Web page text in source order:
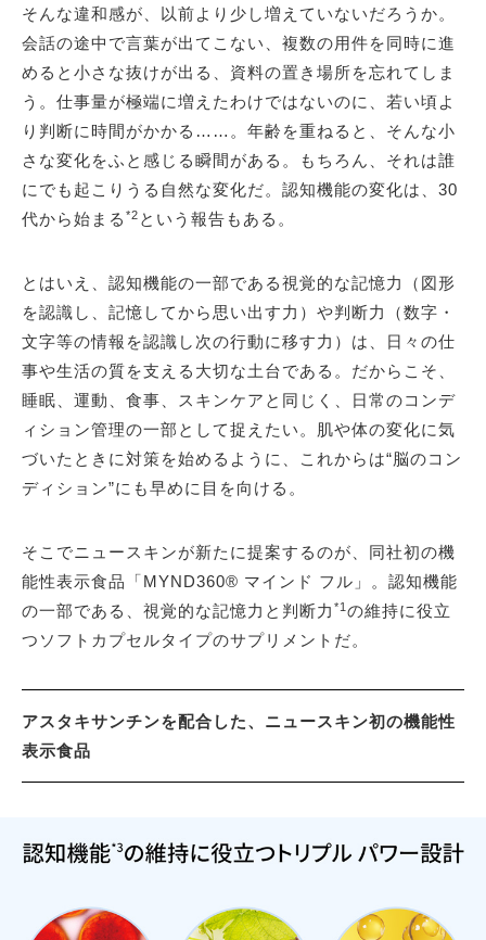
そんな違和感が、以前より少し増えていないだろうか。
会話の途中で言葉が出てこない、複数の用件を同時に進
めると小さな抜けが出る、資料の置き場所を忘れてしま
う。仕事量が極端に増えたわけではないのに、若い頃よ
り判断に時間がかかる……。年齢を重ねると、そんな小
さな変化をふと感じる瞬間がある。もちろん、それは誰
にでも起こりうる自然な変化だ。認知機能の変化は、30
代から始まる *2 という報告もある。
とはいえ、認知機能の一部である視覚的な記憶力（図形
を認識し、記憶してから思い出す力）や判断力（数字・
文字等の情報を認識し次の行動に移す力）は、日々の仕
事や生活の質を支える大切な土台である。だからこそ、
睡眠、運動、食事、スキンケアと同じく、日常のコンデ
ィション管理の一部として捉えたい。肌や体の変化に気
づいたときに対策を始めるように、これからは“脳のコン
ディション”にも早めに目を向ける。
そこでニュースキンが新たに提案するのが、同社初の機
能性表示食品「MYND360® マインド フル」。認知機能
の一部である、視覚的な記憶力と判断力 *1 の維持に役立
つソフトカプセルタイプのサプリメントだ。
アスタキサンチンを配合した、ニュースキン初の機能性
表示食品